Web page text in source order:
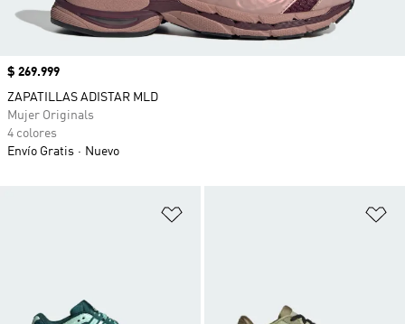
Precio
$ 269.999
ZAPATILLAS ADISTAR MLD
Mujer Originals
4 colores
Envío Gratis
Nuevo